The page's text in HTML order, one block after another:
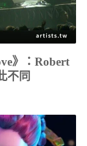
》：Robert
不同